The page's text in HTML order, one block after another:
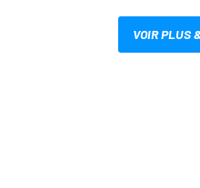
VOIR PLUS